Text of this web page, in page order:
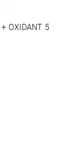
OXIDANT 5